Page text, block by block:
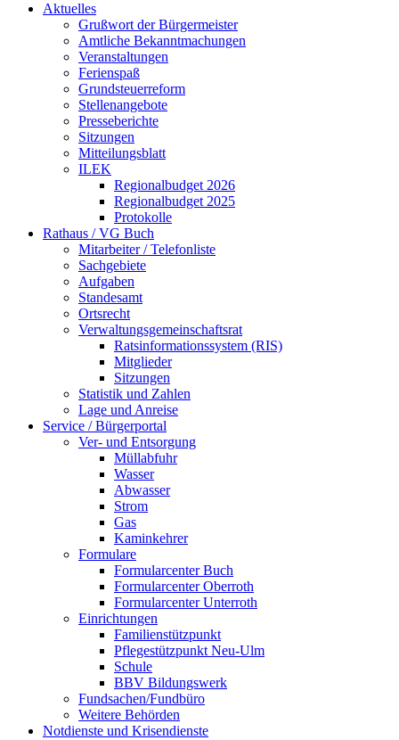
Aktuelles
Grußwort der Bürgermeister
Amtliche Bekanntmachungen
Veranstaltungen
Ferienspaß
Grundsteuerreform
Stellenangebote
Presseberichte
Sitzungen
Mitteilungsblatt
ILEK
Regionalbudget 2026
Regionalbudget 2025
Protokolle
Rathaus / VG Buch
Mitarbeiter / Telefonliste
Sachgebiete
Aufgaben
Standesamt
Ortsrecht
Verwaltungsgemeinschaftsrat
Ratsinformationssystem (RIS)
Mitglieder
Sitzungen
Statistik und Zahlen
Lage und Anreise
Service / Bürgerportal
Ver- und Entsorgung
Müllabfuhr
Wasser
Abwasser
Strom
Gas
Kaminkehrer
Formulare
Formularcenter Buch
Formularcenter Oberroth
Formularcenter Unterroth
Einrichtungen
Familienstützpunkt
Pflegestützpunkt Neu-Ulm
Schule
BBV Bildungswerk
Fundsachen/Fundbüro
Weitere Behörden
Notdienste und Krisendienste